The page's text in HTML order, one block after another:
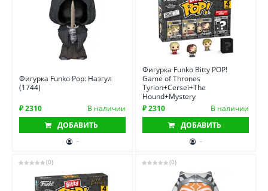
Фигурка Funko Pop: Назгул
(1744)
₽ 2310
В наличии
ДОБАВИТЬ
-
Фигурка Funko Bitty POP!
Game of Thrones
Tyrion+Cersei+The
Hound+Mystery
₽ 2310
В наличии
ДОБАВИТЬ
-
(0) (0)